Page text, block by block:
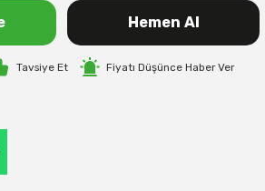
Hemen Al
Tavsiye Et Fiyatı Düşünce Haber Ver